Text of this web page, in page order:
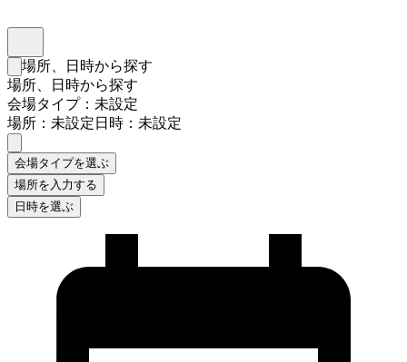
検索フォームを閉じる
場所、日時から探す
場所、日時から探す
会場タイプ：未設定
場所：未設定日時：未設定
会場タイプを選ぶ
場所を入力する
日時を選ぶ